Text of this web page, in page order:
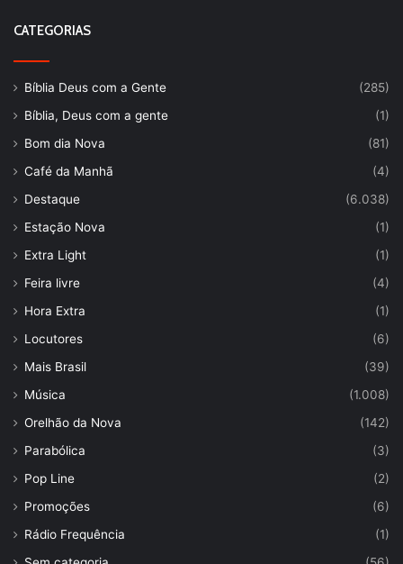
CATEGORIAS
Bíblia Deus com a Gente
(285)
Bíblia, Deus com a gente
(1)
Bom dia Nova
(81)
Café da Manhã
(4)
Destaque
(6.038)
Estação Nova
(1)
Extra Light
(1)
Feira livre
(4)
Hora Extra
(1)
Locutores
(6)
Mais Brasil
(39)
Música
(1.008)
Orelhão da Nova
(142)
Parabólica
(3)
Pop Line
(2)
Promoções
(6)
Rádio Frequência
(1)